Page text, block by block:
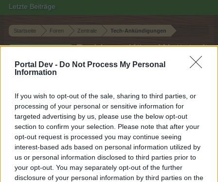
Portal Dev - Do Not Process My Personal
Information
If you wish to opt-out of the sale, sharing to third parties, or
processing of your personal or sensitive information for
targeted advertising by us, please use the below opt-out
section to confirm your selection. Please note that after your
opt-out request is processed you may continue seeing
interest-based ads based on personal information utilized by
us or personal information disclosed to third parties prior to
your opt-out. You may separately opt-out of the further
disclosure of your personal information by third parties on the
Startseite Foren Zentrale Tech-Ankündigungen
Weitergeleitet Probleme Käse-Wettstreit
II
wenn Du in diesem Forum aktiv an den
Gesprächen teilnehmen oder eigene Themen
starten möchtest, musst Du Dich bitte zunächst
im Spiel einloggen. Falls Du noch keinen
Spielaccount besitzt, bitte registriere Dich neu.
Wir freuen uns auf Deinen nächsten Besuch in
unserem Forum!„Zum Spiel“
Letzte Beiträge